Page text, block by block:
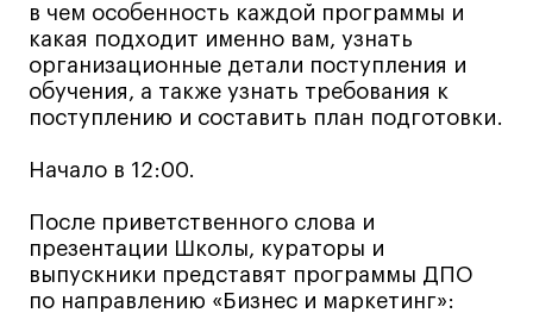
Онлайн
Маркетинг и генерация лидов
Искусство
Фотография
Очно + онлайн
Техникум
в чем особенность каждой программы и
какая подходит именно вам, узнать
организационные детали поступления и
обучения, а также узнать требования к
поступлению и составить план подготовки.
Начало в 12:00.
После приветственного слова и
презентации Школы, кураторы и
выпускники представят программы ДПО
по направлению «Бизнес и маркетинг»: